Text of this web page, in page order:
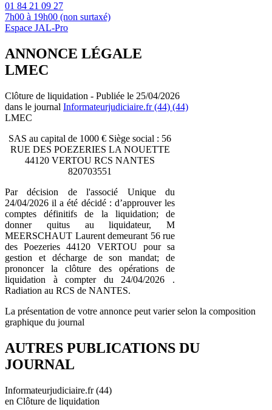
01 84 21 09 27
7h00 à 19h00 (non surtaxé)
Espace JAL-Pro
ANNONCE LÉGALE
LMEC
Clôture de liquidation - Publiée le 25/04/2026
dans le journal Informateurjudiciaire.fr (44) (44)
LMEC
SAS au capital de 1000 € Siège social : 56
RUE DES POEZERIES LA NOUETTE
44120 VERTOU RCS NANTES
820703551
Par décision de l'associé Unique du
24/04/2026 il a été décidé : d’approuver les
comptes définitifs de la liquidation; de
donner quitus au liquidateur, M
MEERSCHAUT Laurent demeurant 56 rue
des Poezeries 44120 VERTOU pour sa
gestion et décharge de son mandat; de
prononcer la clôture des opérations de
liquidation à compter du 24/04/2026 .
Radiation au RCS de NANTES.
La présentation de votre annonce peut varier selon la composition
graphique du journal
AUTRES PUBLICATIONS DU
JOURNAL
Informateurjudiciaire.fr (44)
en Clôture de liquidation